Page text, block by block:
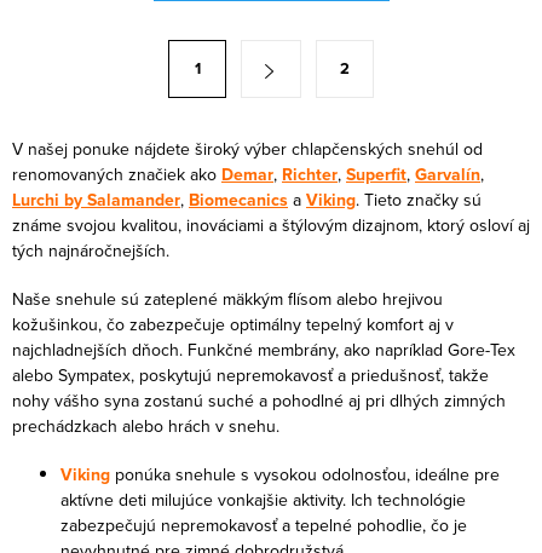
c
i
e
p
r
v
k
y
v
ý
á
n
k
o
a
n
i
e
1 2
V našej ponuke nájdete široký výber chlapčenských snehúl od
renomovaných značiek ako Demar, Richter, Superfit, Garvalín,
Lurchi by Salamander, Biomecanics a Viking. Tieto značky sú
známe svojou kvalitou, inováciami a štýlovým dizajnom, ktorý osloví aj
tých najnáročnejších.
Naše snehule sú zateplené mäkkým flísom alebo hrejivou
kožušinkou, čo zabezpečuje optimálny tepelný komfort aj v
najchladnejších dňoch. Funkčné membrány, ako napríklad Gore-Tex
alebo Sympatex, poskytujú nepremokavosť a priedušnosť, takže
nohy vášho syna zostanú suché a pohodlné aj pri dlhých zimných
prechádzkach alebo hrách v snehu.
Viking ponúka snehule s vysokou odolnosťou, ideálne pre
aktívne deti milujúce vonkajšie aktivity. Ich technológie
zabezpečujú nepremokavosť a tepelné pohodlie, čo je